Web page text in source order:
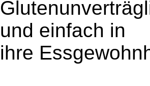
und einfach in
ihre